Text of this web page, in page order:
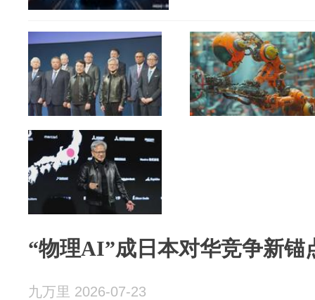
“物理AI”成日本对华竞争新锚
九万里 2026-07-23